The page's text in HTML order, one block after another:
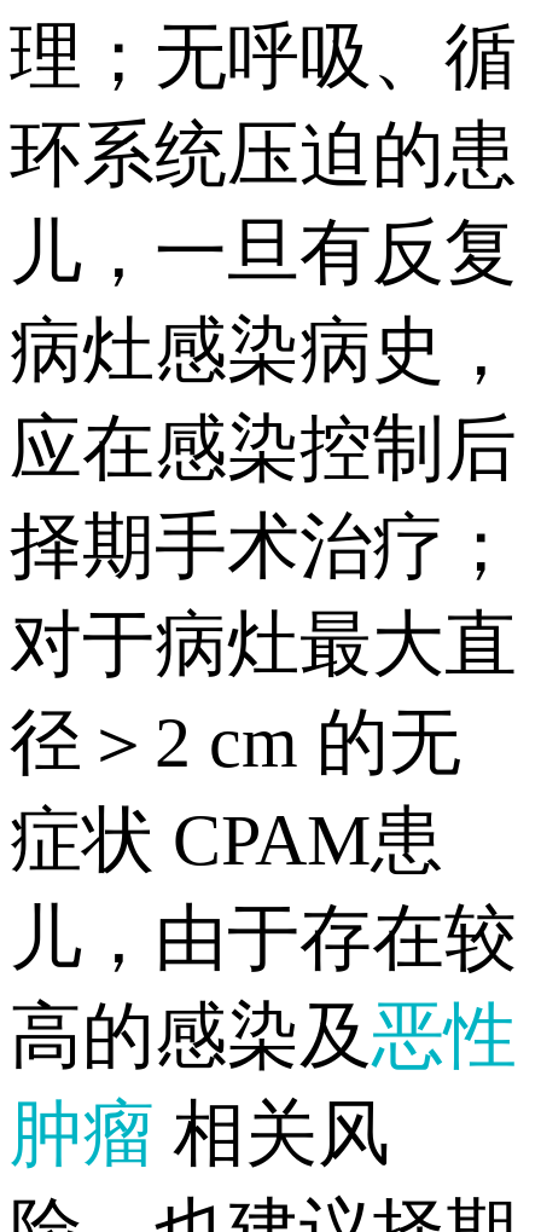
理；无呼吸、循
环系统压迫的患
儿，一旦有反复
病灶感染病史，
应在感染控制后
择期手术治疗；
对于病灶最大直
径＞2 cm 的无
症状 CPAM患
儿，由于存在较
高的感染及恶性
肿瘤 相关风